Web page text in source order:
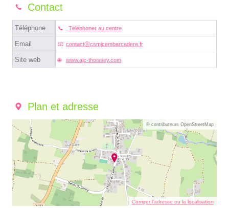
Contact
Téléphone Téléphoner au centre
Email contactⓐcsmjcembarcadere.fr
Site web www.ajc-thoissey.com
Plan et adresse
© contributeurs OpenStreetMap
Corriger l’adresse ou la localisation